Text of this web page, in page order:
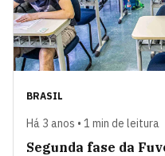
BRASIL
Há 3 anos • 1 min de leitura
Segunda fase da